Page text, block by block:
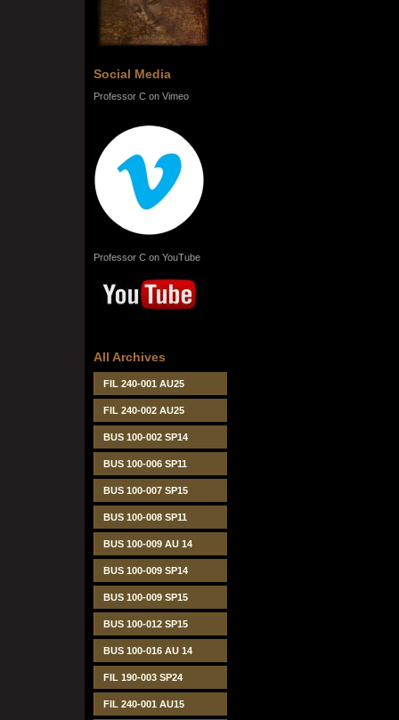
Social Media
Professor C on Vimeo
Professor C on YouTube
All Archives
FIL 240-001 AU25
FIL 240-002 AU25
BUS 100-002 SP14
BUS 100-006 SP11
BUS 100-007 SP15
BUS 100-008 SP11
BUS 100-009 AU 14
BUS 100-009 SP14
BUS 100-009 SP15
BUS 100-012 SP15
BUS 100-016 AU 14
FIL 190-003 SP24
FIL 240-001 AU15